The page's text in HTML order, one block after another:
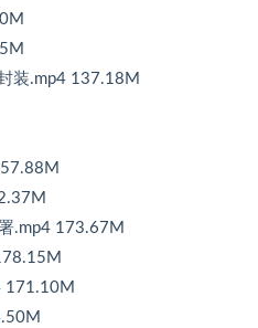
装.mp4 137.18M
.mp4 173.67M
171.10M